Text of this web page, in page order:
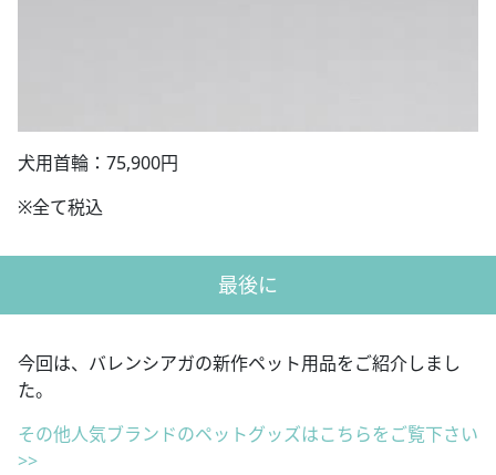
犬用首輪：75,900円
※全て税込
最後に
今回は、バレンシアガの新作ペット用品をご紹介しまし
た。
その他人気ブランドのペットグッズはこちらをご覧下さい
>>